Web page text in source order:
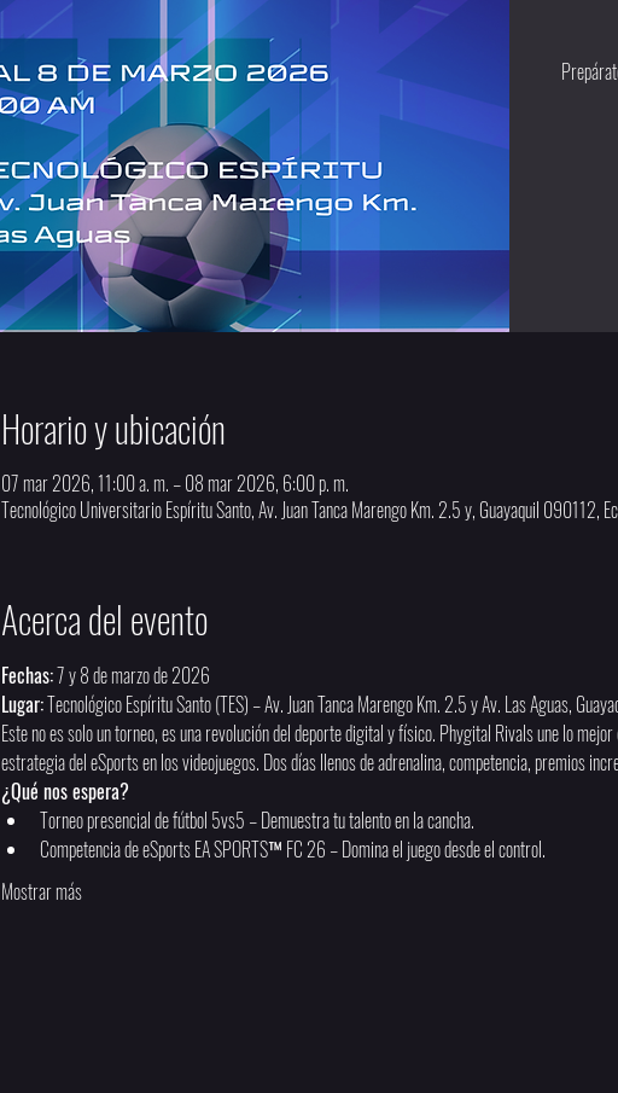
Horario y ubicación
07 mar 2026, 11:00 a. m. – 08 mar 2026, 6:00 p. m.
Tecnológico Universitario Espíritu Santo, Av. Juan Tanca Marengo Km. 2.5 y, Guayaquil 090112,
Acerca del evento
Fechas: 7 y 8 de marzo de 2026
Lugar: Tecnológico Espíritu Santo (TES) – Av. Juan Tanca Marengo Km. 2.5 y Av. Las Aguas,
Este no es solo un torneo, es una revolución del deporte digital y físico. Phygital Rivals une lo
estrategia del eSports en los videojuegos. Dos días llenos de adrenalina, competencia, premios
¿Qué nos espera?
Torneo presencial de fútbol 5vs5 – Demuestra tu talento en la cancha.
Competencia de eSports EA SPORTS™ FC 26 – Domina el juego desde el control.
Mostrar más